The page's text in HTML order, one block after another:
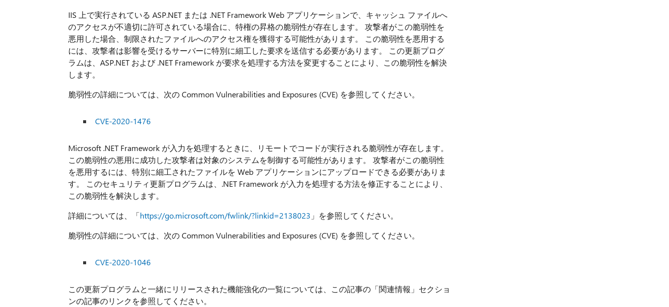
IIS 上で実行されている ASP.NET または .NET Framework Web アプリケーションで、キャッシュ ファイルへ
のアクセスが不適切に許可されている場合に、特権の昇格の脆弱性が存在します。 攻撃者がこの脆弱性を
悪用した場合、制限されたファイルへのアクセス権を獲得する可能性があります。 この脆弱性を悪用する
には、攻撃者は影響を受けるサーバーに特別に細工した要求を送信する必要があります。 この更新プログ
ラムは、ASP.NET および .NET Framework が要求を処理する方法を変更することにより、この脆弱性を解決
します。
脆弱性の詳細については、次の Common Vulnerabilities and Exposures (CVE) を参照してください。
CVE-2020-1476
Microsoft .NET Framework が入力を処理するときに、リモートでコードが実行される脆弱性が存在します。
この脆弱性の悪用に成功した攻撃者は対象のシステムを制御する可能性があります。 攻撃者がこの脆弱性
を悪用するには、特別に細工されたファイルを Web アプリケーションにアップロードできる必要がありま
す。 このセキュリティ更新プログラムは、.NET Framework が入力を処理する方法を修正することにより、
この脆弱性を解決します。
詳細については、「https://go.microsoft.com/fwlink/?linkid=2138023 」を参照してください。
脆弱性の詳細については、次の Common Vulnerabilities and Exposures (CVE) を参照してください。
CVE-2020-1046
この更新プログラムと一緒にリリースされた機能強化の一覧については、この記事の「関連情報」セクショ
ンの記事のリンクを参照してください。